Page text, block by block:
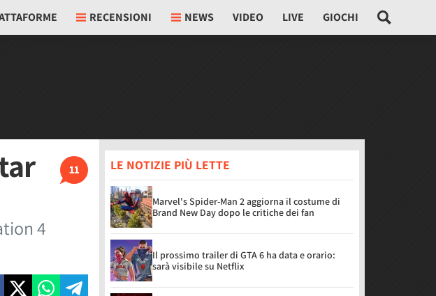
RECENSIONI NEWS VIDEO LIVE GIOCHI
11
4
LE NOTIZIE PIÙ LETTE
Marvel's Spider-Man 2 aggiorna il costume di
Brand New Day dopo le critiche dei fan
Il prossimo trailer di GTA 6 ha data e orario:
sarà visibile su Netflix